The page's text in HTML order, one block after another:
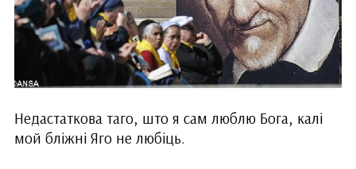
Недастаткова таго, што я сам люблю Бога, калі
мой бліжні Яго не любіць.